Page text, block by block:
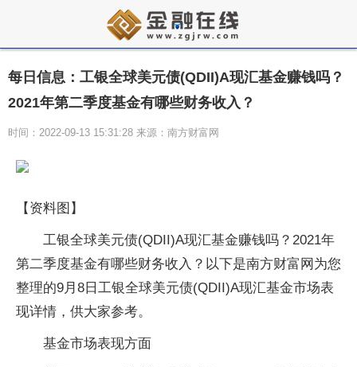
每日信息：工银全球美元债(QDII)A现汇基金赚钱吗？
2021年第二季度基金有哪些财务收入？
时间：2022-09-13 15:31:28 来源：南方财富网
【资料图】
工银全球美元债(QDII)A现汇基金赚钱吗？2021年
第二季度基金有哪些财务收入？以下是南方财富网为您
整理的9月8日工银全球美元债(QDII)A现汇基金市场表
现详情，供大家参考。
基金市场表现方面